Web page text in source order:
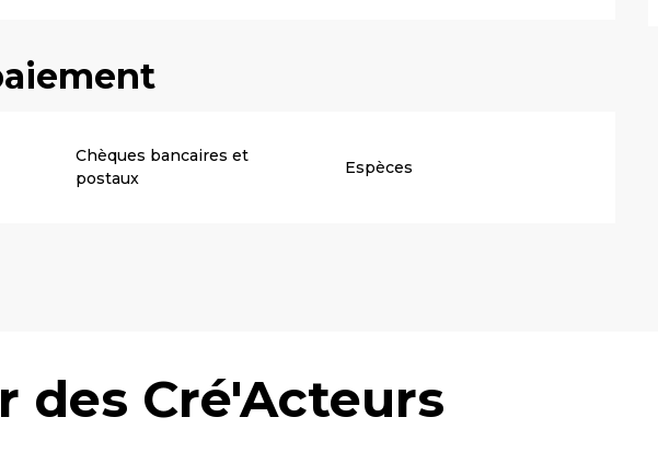
Chèques bancaires et
postaux
Espèces
des Cré'Acteurs